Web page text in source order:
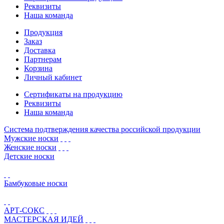
Реквизиты
Наша команда
Продукция
Заказ
Доставка
Партнерам
Корзина
Личный кабинет
Сертификаты на продукцию
Реквизиты
Наша команда
Система подтверждения качества российской продукции
Мужские носки
Женские носки
Детские носки
Бамбуковые носки
АРТ-СОКС
МАСТЕРСКАЯ ИДЕЙ